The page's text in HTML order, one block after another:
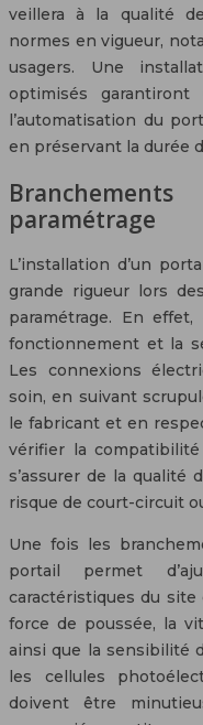
veillera à la qualité
normes en vigueur,
usagers. Une
optimisés
l’automatisation du
en préservant la durée
paramétrage
L’installation d’un
grande rigueur lors
paramétrage. En
fonctionnement et la
Les connexions
soin, en suivant
le fabricant et en
vérifier la
s’assurer de la qualité
risque de court-circuit
Une fois les
portail permet
caractéristiques du
force de poussée, la
ainsi que la sensibilité
les cellules
doivent être